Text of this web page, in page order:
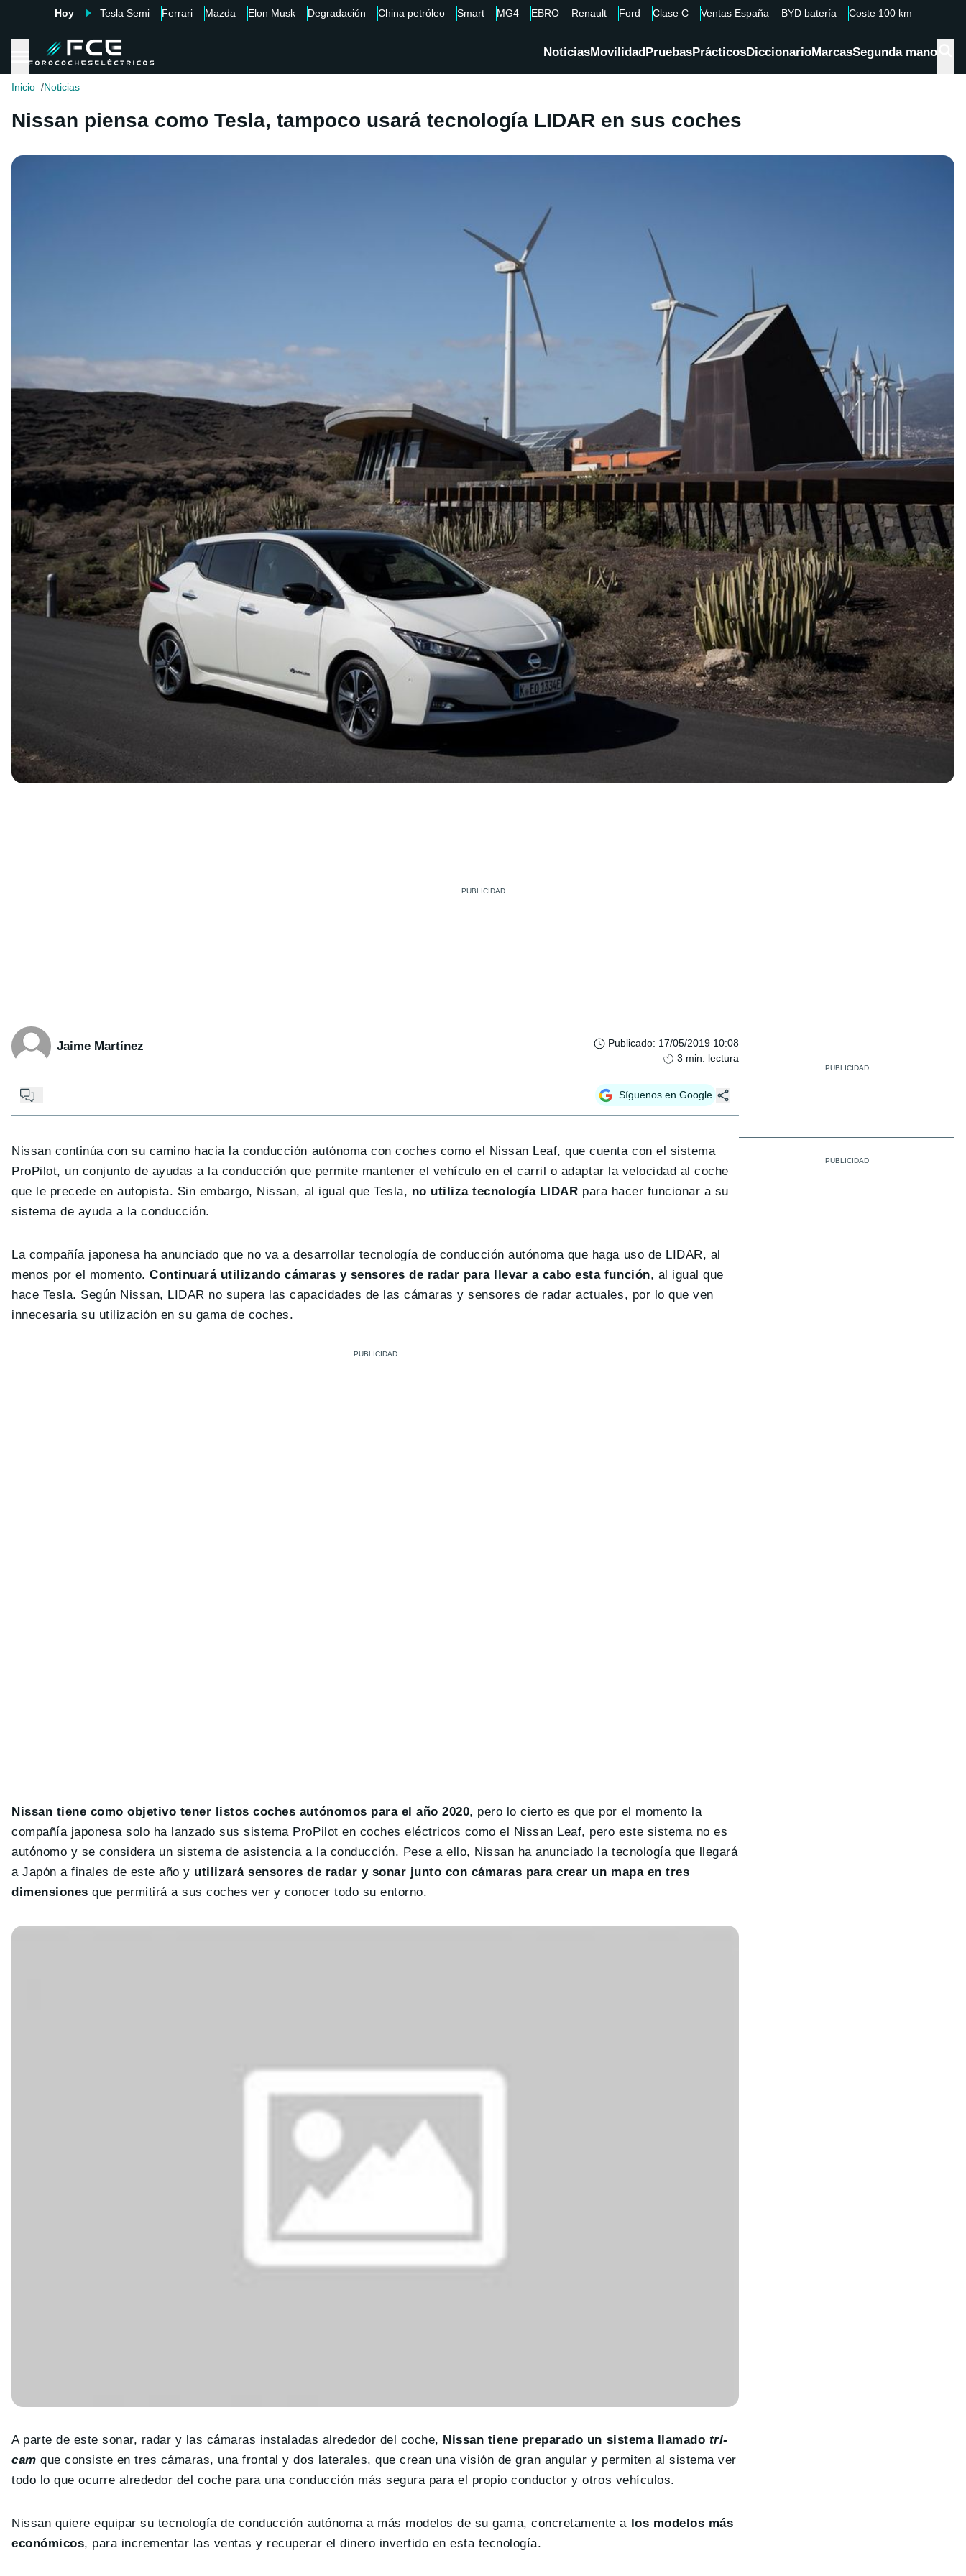
Hoy Tesla Semi Ferrari Mazda Elon Musk Degradación China petróleo Smart MG4 EBRO Renault Ford Clase C Ventas España BYD batería Coste 100 km
NoticiasMovilidadPruebasPrácticosDiccionarioMarcasSegunda mano
Inicio Noticias
Nissan piensa como Tesla, tampoco usará tecnología LIDAR en sus coches
Jaime Martínez Publicado: 17/05/2019 10:08
3 min. lectura
... Síguenos en Google
Nissan continúa con su camino hacia la conducción autónoma con coches como el Nissan Leaf, que cuenta con el sistema
ProPilot, un conjunto de ayudas a la conducción que permite mantener el vehículo en el carril o adaptar la velocidad al coche
que le precede en autopista. Sin embargo, Nissan, al igual que Tesla, no utiliza tecnología LIDAR para hacer funcionar a su
sistema de ayuda a la conducción.
La compañía japonesa ha anunciado que no va a desarrollar tecnología de conducción autónoma que haga uso de LIDAR, al
menos por el momento.Continuará utilizando cámaras y sensores de radar para llevar a cabo esta función, al igual que
hace Tesla. Según Nissan, LIDAR no supera las capacidades de las cámaras y sensores de radar actuales, por lo que ven
innecesaria su utilización en su gama de coches.
Nissan tiene como objetivo tener listos coches autónomos para el año 2020, pero lo cierto es que por el momento la
compañía japonesa solo ha lanzado sus sistema ProPilot en coches eléctricos como el Nissan Leaf, pero este sistema no es
autónomo y se considera un sistema de asistencia a la conducción. Pese a ello, Nissan ha anunciado la tecnología que llegará
a Japón a finales de este año y utilizará sensores de radar y sonar junto con cámaras para crear un mapa en tres
dimensiones que permitirá a sus coches ver y conocer todo su entorno.
A parte de este sonar, radar y las cámaras instaladas alrededor del coche, Nissan tiene preparado un sistema llamado tri-
camque consiste en tres cámaras, una frontal y dos laterales, que crean una visión de gran angular y permiten al sistema ver
todo lo que ocurre alrededor del coche para una conducción más segura para el propio conductor y otros vehículos.
Nissan quiere equipar su tecnología de conducción autónoma a más modelos de su gama, concretamente a los modelos más
económicos, para incrementar las ventas y recuperar el dinero invertido en esta tecnología.